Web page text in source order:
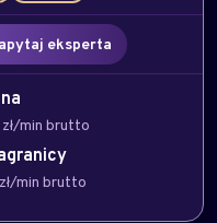
eksperta
min brutto
min brutto